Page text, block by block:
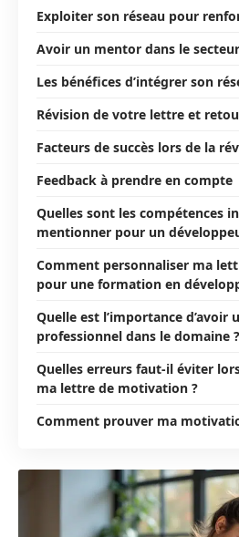
Exploiter son réseau pour
Avoir un mentor dans le secteur
Les bénéfices d’intégrer son
Révision de votre lettre et
Facteurs de succès lors de la
Feedback à prendre en compte
Quelles sont les compétences
mentionner pour un
Comment personnaliser ma
pour une formation en
Quelle est l’importance d’avoir
professionnel dans le domaine ?
Quelles erreurs faut-il éviter
ma lettre de motivation ?
Comment prouver ma